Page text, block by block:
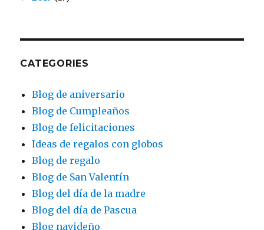
CATEGORIES
Blog de aniversario
Blog de Cumpleaños
Blog de felicitaciones
Ideas de regalos con globos
Blog de regalo
Blog de San Valentín
Blog del día de la madre
Blog del día de Pascua
Blog navideño